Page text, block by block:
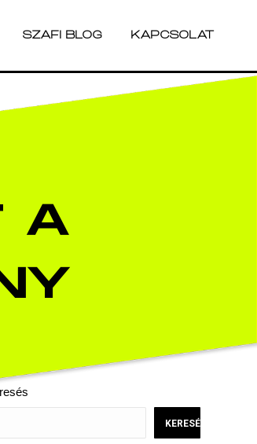
SZAFI BLOG KAPCSOLAT
A
KERESÉS